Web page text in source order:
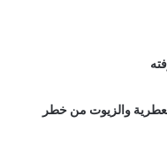
والزيوت من خطر